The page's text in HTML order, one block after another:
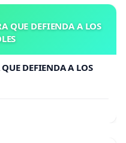
QUE DEFIENDA A LOS
DEFIENDA A LOS